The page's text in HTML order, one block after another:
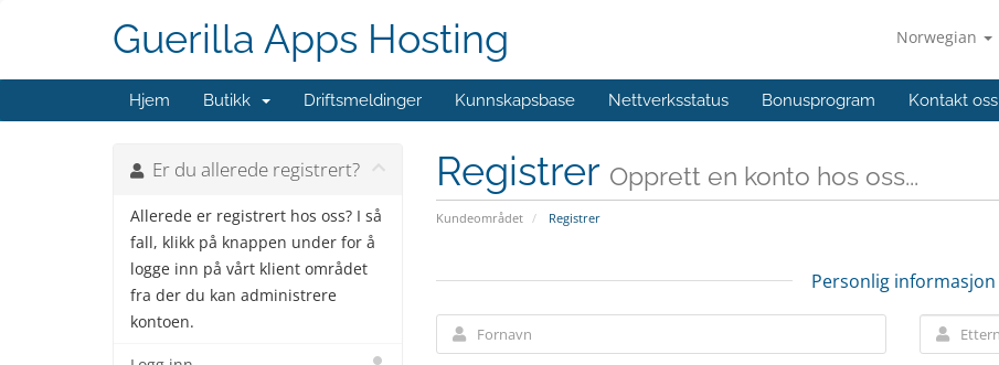
Norwegian
Guerilla Apps Hosting
Hjem Butikk Driftsmeldinger Kunnskapsbase Nettverksstatus Bonusprogram Kontakt oss
Registrer Opprett en konto hos oss...
Kundeområdet Registrer
Er du allerede registrert?
Allerede er registrert hos oss? I så
fall, klikk på knappen under for å
logge inn på vårt klient området
fra der du kan administrere
kontoen.
Personlig informasjon